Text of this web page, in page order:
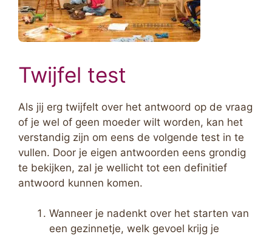
Twijfel test
Als jij erg twijfelt over het antwoord op de vraag
of je wel of geen moeder wilt worden, kan het
verstandig zijn om eens de volgende test in te
vullen. Door je eigen antwoorden eens grondig
te bekijken, zal je wellicht tot een definitief
antwoord kunnen komen.
Wanneer je nadenkt over het starten van
een gezinnetje, welk gevoel krijg je